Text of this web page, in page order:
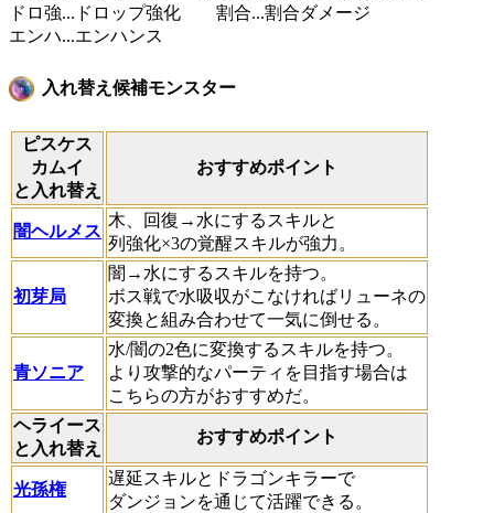
ドロ強...ドロップ強化 割合...割合ダメージ
エンハ...エンハンス
入れ替え候補モンスター
ピスケス
カムイ
と入れ替え
おすすめポイント
闇ヘルメス
木、回復→水にするスキルと
列強化×3の覚醒スキルが強力。
初芽局
闇→水にするスキルを持つ。
ボス戦で水吸収がこなければリューネの
変換と組み合わせて一気に倒せる。
青ソニア
水/闇の2色に変換するスキルを持つ。
より攻撃的なパーティを目指す場合は
こちらの方がおすすめだ。
ヘライース
と入れ替え
おすすめポイント
光孫権
遅延スキルとドラゴンキラーで
ダンジョンを通じて活躍できる。